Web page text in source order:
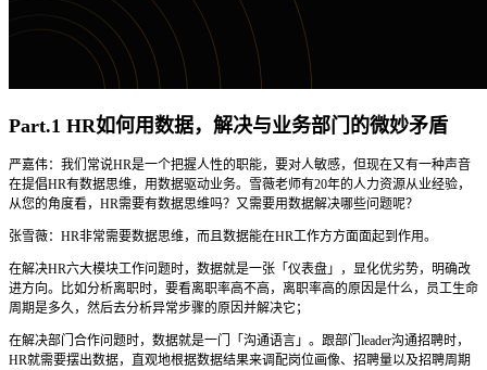
Part.1 HR如何用数据，解决与业务部门的微妙矛盾
严嘉伟：我们常说HR是一个把握人性的职能，要对人敏感，但现在又有一种声音
在提倡HR有数据思维，用数据驱动业务。雪薇老师有20年的人力资源从业经验，
从您的角度看，HR需要有数据思维吗？又需要用数据解决哪些问题呢？
张雪薇：HR非常需要数据思维，而且数据能在HR工作方方面面起到作用。
在解决HR六大模块工作问题时，数据就是一张「仪表盘」，显化优劣势，明确改
进方向。比如分析离职时，要看离职率高不高，离职率高的原因是什么，员工生命
周期是多久，然后去分析异常步骤的原因并解决它；
在解决部门合作问题时，数据就是一门「沟通语言」。跟部门leader沟通招聘时，
HR就需要摆出数据，直观地根据数据结果来调配岗位画像、招聘量以及招聘周期